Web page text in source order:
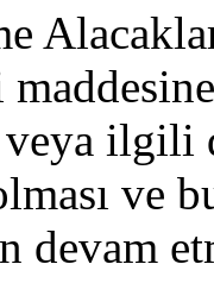
ilgili
devam